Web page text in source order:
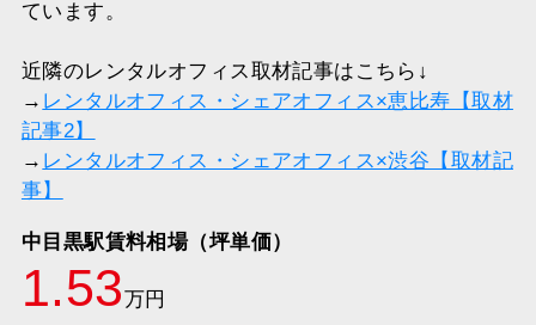
ています。
近隣のレンタルオフィス取材記事はこちら↓
→ レンタルオフィス・シェアオフィス×恵比寿【取材
記事2】
→ レンタルオフィス・シェアオフィス×渋谷【取材記
事】
中目黒駅賃料相場（坪単価）
1.53万円